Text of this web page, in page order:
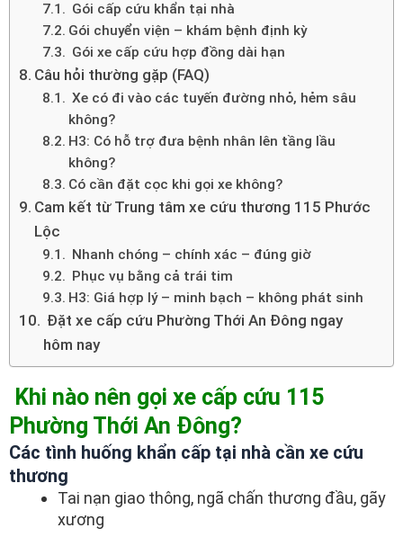
Gói cấp cứu khẩn tại nhà
Gói chuyển viện – khám bệnh định kỳ
Gói xe cấp cứu hợp đồng dài hạn
Câu hỏi thường gặp (FAQ)
Xe có đi vào các tuyến đường nhỏ, hẻm sâu
không?
H3: Có hỗ trợ đưa bệnh nhân lên tầng lầu
không?
Có cần đặt cọc khi gọi xe không?
Cam kết từ Trung tâm xe cứu thương 115 Phước
Lộc
Nhanh chóng – chính xác – đúng giờ
Phục vụ bằng cả trái tim
H3: Giá hợp lý – minh bạch – không phát sinh
Đặt xe cấp cứu Phường Thới An Đông ngay
hôm nay
Khi nào nên gọi xe cấp cứu 115
Phường Thới An Đông?
Các tình huống khẩn cấp tại nhà cần xe cứu
thương
Tai nạn giao thông, ngã chấn thương đầu, gãy
xương